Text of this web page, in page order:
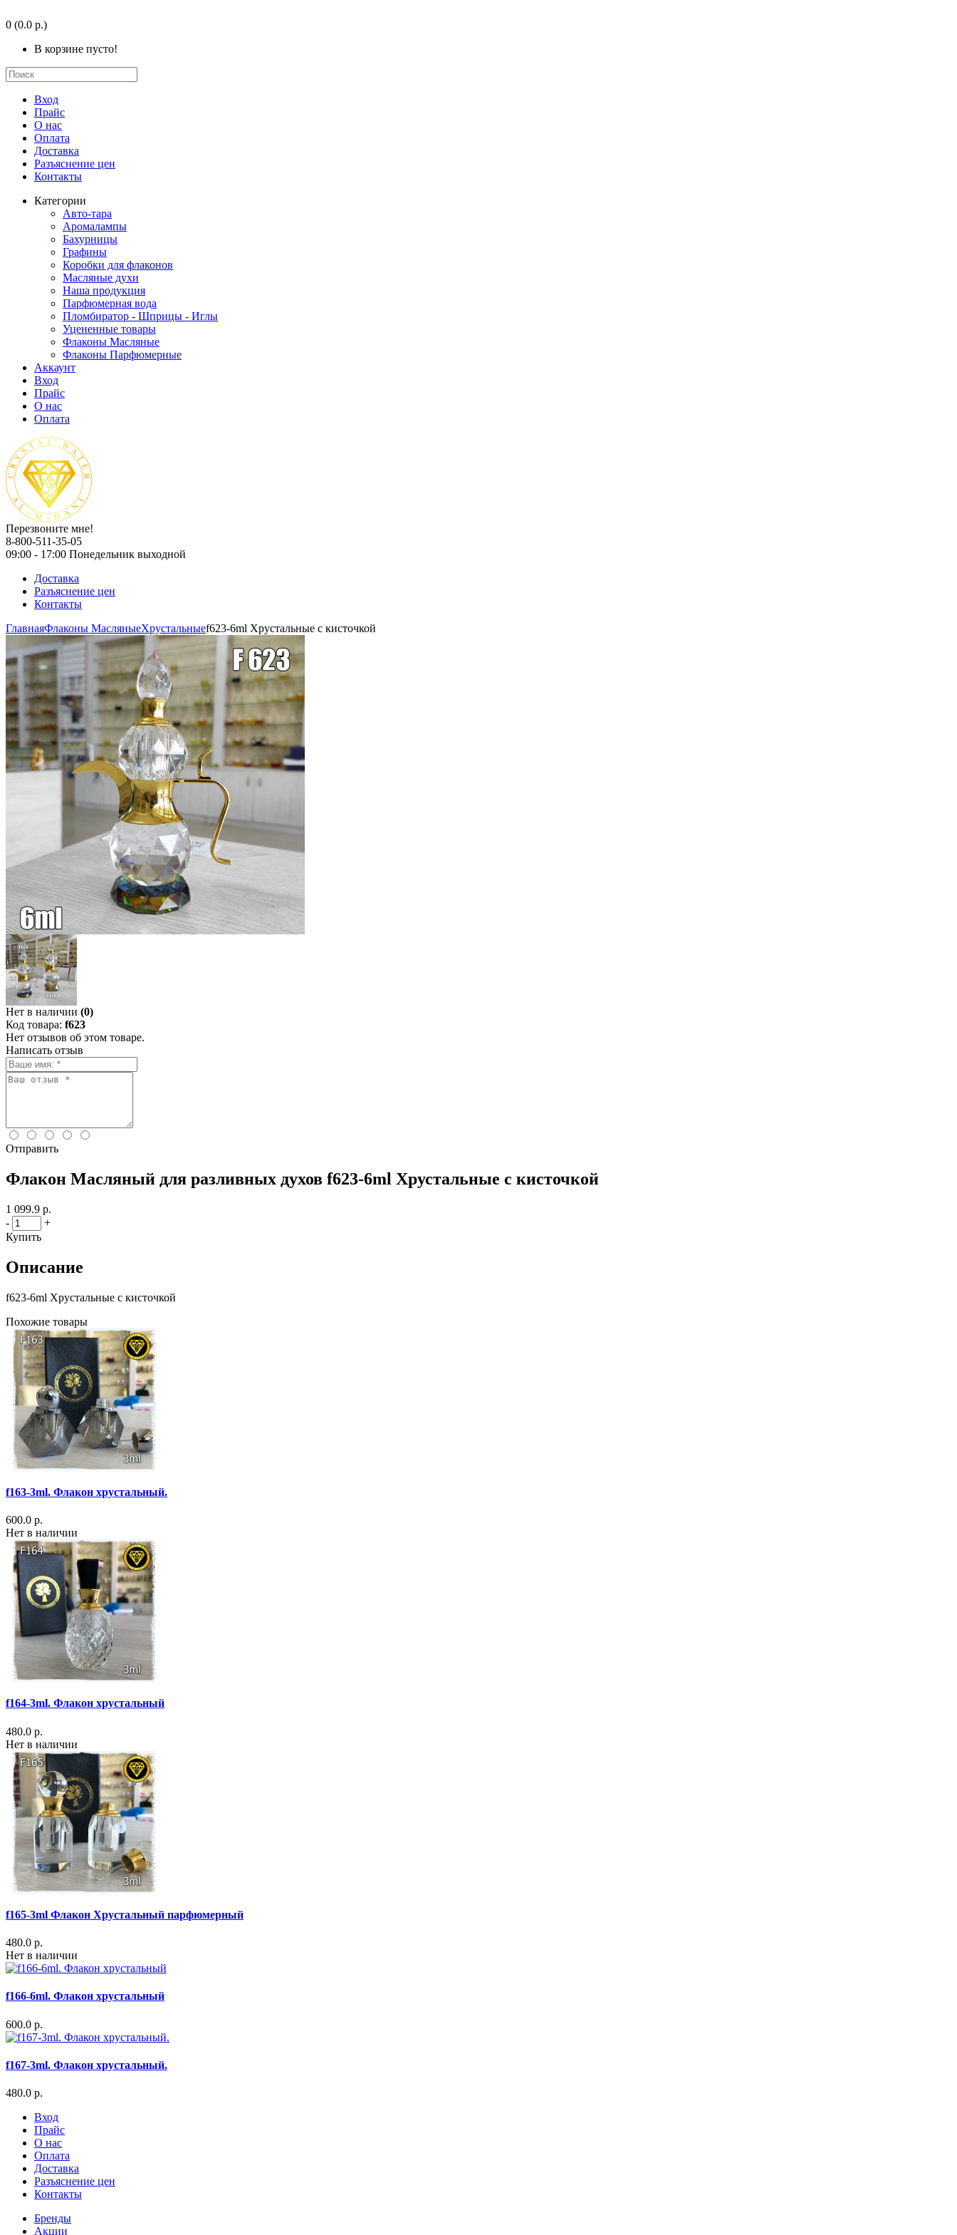
0 (0.0 р.)
В корзине пусто!
Вход
Прайс
О нас
Оплата
Доставка
Разъяснение цен
Контакты
Категории
Авто-тара
Аромалампы
Бахурницы
Графины
Коробки для флаконов
Масляные духи
Наша продукция
Парфюмерная вода
Пломбиратор - Шприцы - Иглы
Уцененные товары
Флаконы Масляные
Флаконы Парфюмерные
Аккаунт
Вход
Прайс
О нас
Оплата
Перезвоните мне!
8-800-511-35-05
09:00 - 17:00 Понедельник выходной
Доставка
Разъяснение цен
Контакты
ГлавнаяФлаконы МасляныеХрустальныеf623-6ml Хрустальные с кисточкой
Нет в наличии (0)
Код товара: f623
Нет отзывов об этом товаре.
Написать отзыв
Отправить
Флакон Масляный для разливных духов f623-6ml Хрустальные с кисточкой
1 099.9 р.
-
+
Купить
Описание
f623-6ml Хрустальные с кисточкой
Похожие товары
f163-3ml. Флакон хрустальный.
600.0 р.
Нет в наличии
f164-3ml. Флакон хрустальный
480.0 р.
Нет в наличии
f165-3ml Флакон Хрустальный парфюмерный
480.0 р.
Нет в наличии
f166-6ml. Флакон хрустальный
600.0 р.
f167-3ml. Флакон хрустальный.
480.0 р.
Вход
Прайс
О нас
Оплата
Доставка
Разъяснение цен
Контакты
Бренды
Акции